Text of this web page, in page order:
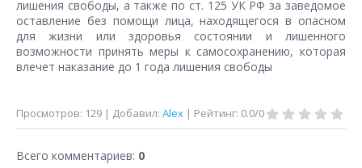
лишения свободы, а также по ст. 125 УК РФ за заведомое
оставление без помощи лица, находящегося в опасном
для жизни или здоровья состоянии и лишенного
возможности принять меры к самосохранению, которая
влечет наказание до 1 года лишения свободы
Просмотров: 129 | Добавил: Alex | Рейтинг: 0.0/0
Всего комментариев: 0